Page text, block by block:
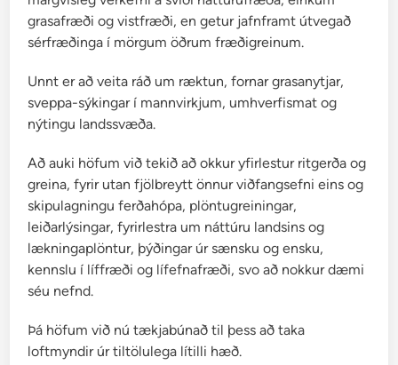
grasafræði og vistfræði, en getur jafnframt útvegað
sérfræðinga í mörgum öðrum fræðigreinum.
Unnt er að veita ráð um ræktun, fornar grasanytjar,
sveppa-sýkingar í mannvirkjum, umhverfismat og
nýtingu landssvæða.
Að auki höfum við tekið að okkur yfirlestur ritgerða og
greina, fyrir utan fjölbreytt önnur viðfangsefni eins og
skipulagningu ferðahópa, plöntugreiningar,
leiðarlýsingar, fyrirlestra um náttúru landsins og
lækningaplöntur, þýðingar úr sænsku og ensku,
kennslu í líffræði og lífefnafræði, svo að nokkur dæmi
séu nefnd.
Þá höfum við nú tækjabúnað til þess að taka
loftmyndir úr tiltölulega lítilli hæð.